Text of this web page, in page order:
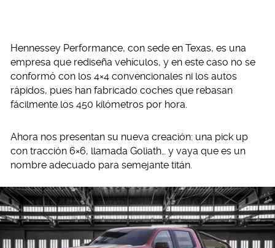
Hennessey Performance, con sede en Texas, es una
empresa que rediseña vehículos, y en este caso no se
conformó con los 4×4 convencionales ni los autos
rápidos, pues han fabricado coches que rebasan
fácilmente los 450 kilómetros por hora.
Ahora nos presentan su nueva creación: una pick up
con tracción 6×6, llamada Goliath… y vaya que es un
nombre adecuado para semejante titán.